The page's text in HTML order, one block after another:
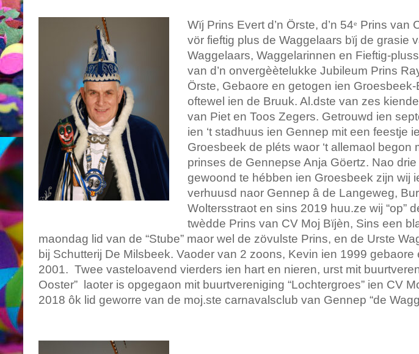
Wïj Prins Evert d’n Örste, d’n 54e
Prins van
vör fieftig plus de Waggelaars bïj de grasie
Waggelaars, Waggelarinnen en Fieftig-
van d’n onvergèètelukke Jubileum Prins
Örste, Gebaore en getogen ien
oftewel ien de Bruuk. Al.dste van zes
van Piet en Toos Zegers. Getrouwd ien
ien ‘t stadhuus ien Gennep mit een feestje
Groesbeek de pléts waor ‘t allemaol begon
prinses de Gennepse Anja Göertz. Nao
gewoond te hébben ien Groesbeek zijn wij
verhuusd naor Gennep â de Langeweg,
Woltersstraot en sins 2019 huu.ze wij “op”
twèdde Prins van CV Moj Bïjèn, Sins een
maondag lid van de “Stube” maor wel de zövulste Prins, en de Urste
bij Schutterij De Milsbeek. Vaoder van 2 zoons, Kevin ien 1999 gebaore
2001. Twee vasteloavend vierders ien hart en nieren, urst mit
Ooster” laoter is opgegaon mit buurtvereniging “Lochtergroes” ien CV
2018 ôk lid geworre van de moj.ste carnavalsclub van Gennep “de